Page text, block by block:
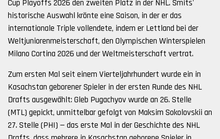
Cup Playoffs 2026 den zweiten Platz in der NHL. Smits'
historische Auswahl krönte eine Saison, in der er das
internationale Triple vollendete, indem er Lettland bei der
Weltjuniorenmeisterschaft, den Olympischen Winterspielen
Milano Cortina 2026 und der Weltmeisterschaft vertrat.
Zum ersten Mal seit einem Vierteljahrhundert wurde ein in
Kasachstan geborener Spieler in der ersten Runde des NHL
Drafts ausgewählt: Gleb Pugachyov wurde an 26. Stelle
(MTL) gepickt, unmittelbar gefolgt von Maksim Sokolovskii an
27. Stelle (PHI) — das erste Mal in der Geschichte des NHL